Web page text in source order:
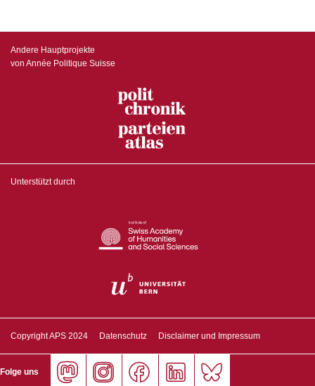
Andere Hauptprojekte
von Année Politique Suisse
Unterstützt durch
Copyright APS 2024 Datenschutz Disclaimer und Impressum
Folge uns